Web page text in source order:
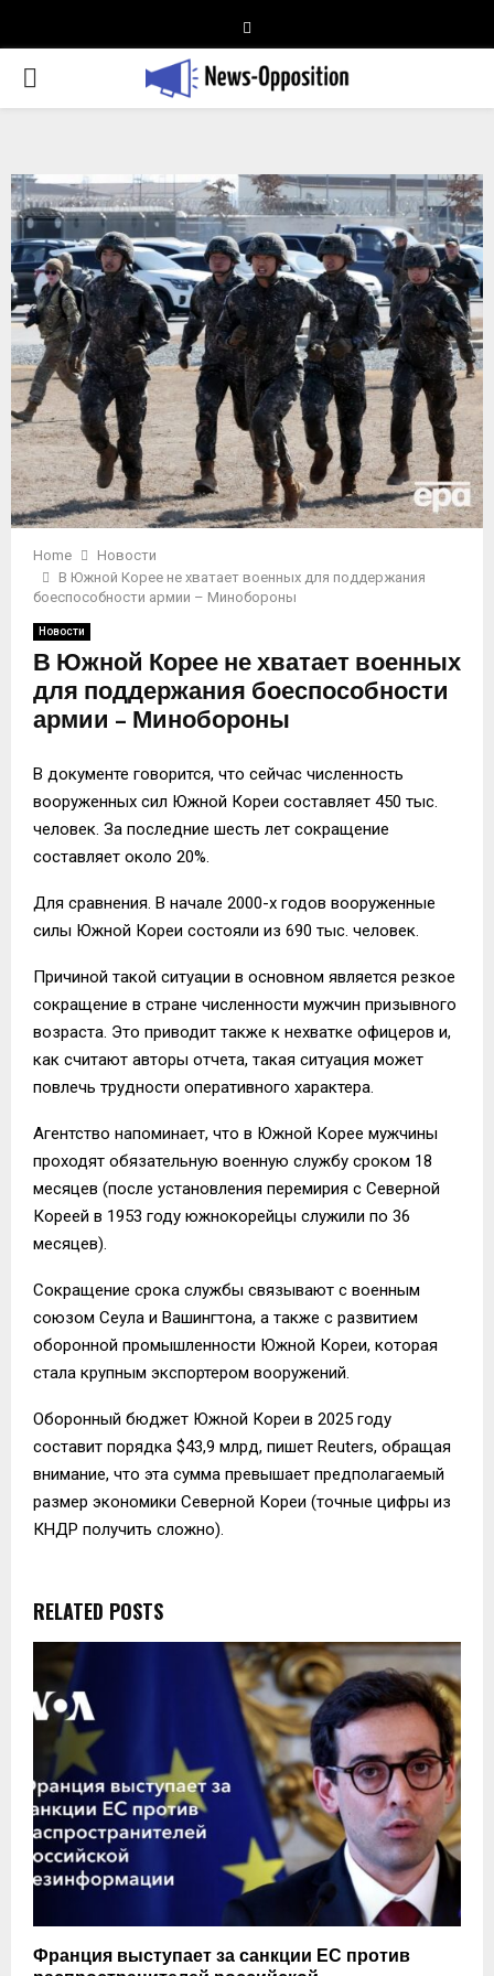
PRIMARY
Home
Новости
В Южной Корее не хватает военных для поддержания
боеспособности армии – Минобороны
Новости
В Южной Корее не хватает военных
для поддержания боеспособности
армии – Минобороны
В документе говорится, что сейчас численность
вооруженных сил Южной Кореи составляет 450 тыс.
человек. За последние шесть лет сокращение
составляет около 20%.
Для сравнения. В начале 2000-х годов вооруженные
силы Южной Кореи состояли из 690 тыс. человек.
Причиной такой ситуации в основном является резкое
сокращение в стране численности мужчин призывного
возраста. Это приводит также к нехватке офицеров и,
как считают авторы отчета, такая ситуация может
повлечь трудности оперативного характера.
Агентство напоминает, что в Южной Корее мужчины
проходят обязательную военную службу сроком 18
месяцев (после установления перемирия с Северной
Кореей в 1953 году южнокорейцы служили по 36
месяцев).
Сокращение срока службы связывают с военным
союзом Сеула и Вашингтона, а также с развитием
оборонной промышленности Южной Кореи, которая
стала крупным экспортером вооружений.
Оборонный бюджет Южной Кореи в 2025 году
составит порядка $43,9 млрд, пишет Reuters, обращая
внимание, что эта сумма превышает предполагаемый
размер экономики Северной Кореи (точные цифры из
КНДР получить сложно).
RELATED POSTS
Франция выступает за санкции ЕС против